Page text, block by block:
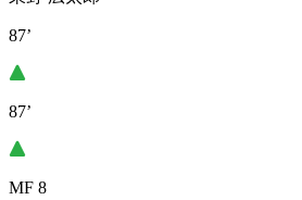
87’
87’
MF 8